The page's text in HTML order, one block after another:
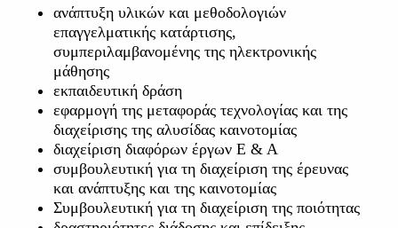
ανάπτυξη υλικών και μεθοδολογιών
επαγγελματικής κατάρτισης,
συμπεριλαμβανομένης της ηλεκτρονικής
μάθησης
εκπαιδευτική δράση
εφαρμογή της μεταφοράς τεχνολογίας και της
διαχείρισης της αλυσίδας καινοτομίας
διαχείριση διαφόρων έργων Ε & Α
συμβουλευτική για τη διαχείριση της έρευνας
και ανάπτυξης και της καινοτομίας
Συμβουλευτική για τη διαχείριση της ποιότητας